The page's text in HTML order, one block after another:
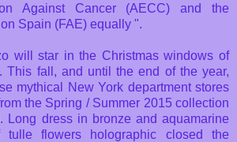
Against Cancer (AECC) and the
Spain (FAE) equally ".
will star in the Christmas windows of
This fall, and until the end of the year,
mythical New York department stores
the Spring / Summer 2015 collection
Long dress in bronze and aquamarine
tulle flowers holographic closed the